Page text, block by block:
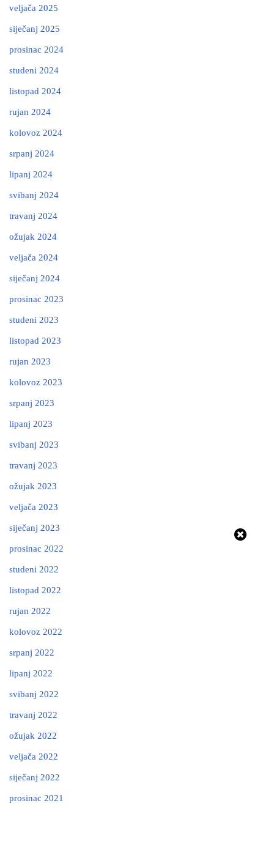
veljača 2025
siječanj 2025
prosinac 2024
studeni 2024
listopad 2024
rujan 2024
kolovoz 2024
srpanj 2024
lipanj 2024
svibanj 2024
travanj 2024
ožujak 2024
veljača 2024
siječanj 2024
prosinac 2023
studeni 2023
listopad 2023
rujan 2023
kolovoz 2023
srpanj 2023
lipanj 2023
svibanj 2023
travanj 2023
ožujak 2023
veljača 2023
siječanj 2023
prosinac 2022
studeni 2022
listopad 2022
rujan 2022
kolovoz 2022
srpanj 2022
lipanj 2022
svibanj 2022
travanj 2022
ožujak 2022
veljača 2022
siječanj 2022
prosinac 2021